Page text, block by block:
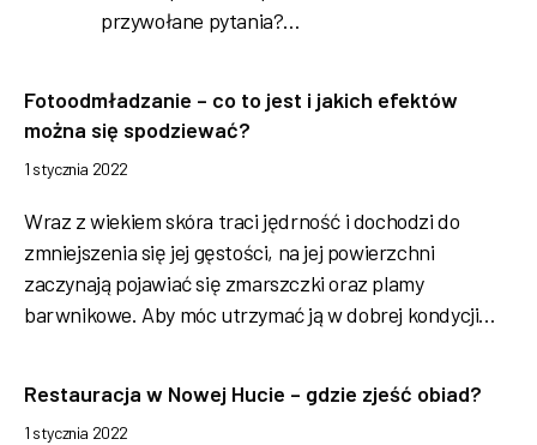
przywołane pytania?…
Fotoodmładzanie – co to jest i jakich efektów
można się spodziewać?
1 stycznia 2022
Wraz z wiekiem skóra traci jędrność i dochodzi do
zmniejszenia się jej gęstości, na jej powierzchni
zaczynają pojawiać się zmarszczki oraz plamy
barwnikowe. Aby móc utrzymać ją w dobrej kondycji…
Restauracja w Nowej Hucie – gdzie zjeść obiad?
1 stycznia 2022